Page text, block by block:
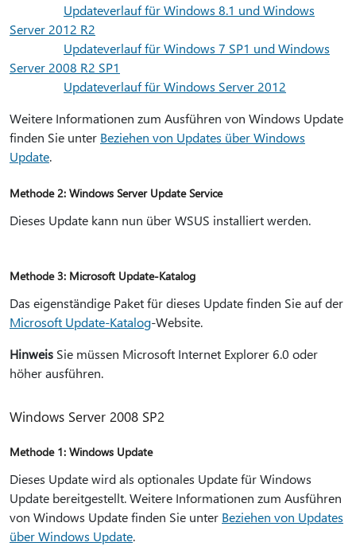
Updateverlauf für Windows 8.1 und Windows
Server 2012 R2
Updateverlauf für Windows 7 SP1 und Windows
Server 2008 R2 SP1
Updateverlauf für Windows Server 2012
Weitere Informationen zum Ausführen von Windows Update
finden Sie unter Beziehen von Updates über Windows
Update.
Methode 2: Windows Server Update Service
Dieses Update kann nun über WSUS installiert werden.
Methode 3: Microsoft Update-Katalog
Das eigenständige Paket für dieses Update finden Sie auf der
Microsoft Update-Katalog-Website.
Hinweis Sie müssen Microsoft Internet Explorer 6.0 oder
höher ausführen.
Windows Server 2008 SP2
Methode 1: Windows Update
Dieses Update wird als optionales Update für Windows
Update bereitgestellt. Weitere Informationen zum Ausführen
von Windows Update finden Sie unter Beziehen von Updates
über Windows Update.